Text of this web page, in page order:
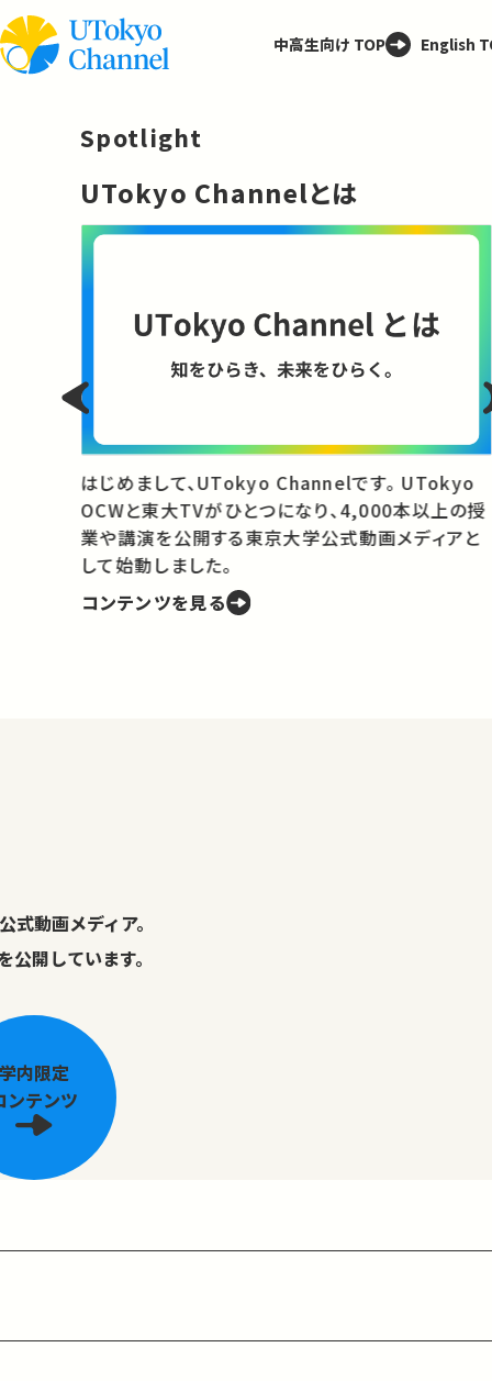
中高生向け TOP English
Spotlight
UTokyo Channelとは
はじめまして、UTokyo Channelです。 UTokyo
OCWと東大TVがひとつになり、4,000本以上の授
業や講演を公開する東京大学公式動画メディアと
して始動しました。
コンテンツを見る
式動画メディア。
開しています。
学内限定
ンテンツ